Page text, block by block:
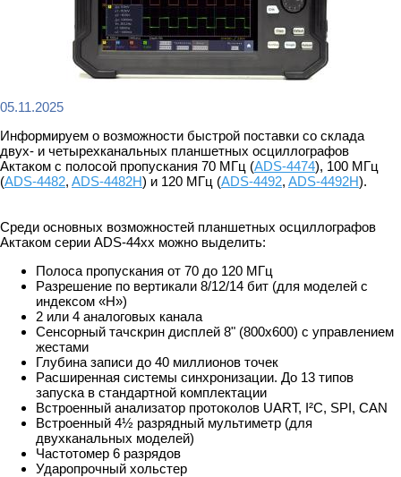
05.11.2025
Информируем о возможности быстрой поставки со склада
двух- и четырехканальных планшетных осциллографов
Актаком с полосой пропускания 70 МГц (ADS-4474), 100 МГц
(ADS-4482, ADS-4482H) и 120 МГц (ADS-4492, ADS-4492H).
Среди основных возможностей планшетных осциллографов
Актаком серии ADS-44xx можно выделить:
Полоса пропускания от 70 до 120 МГц
Разрешение по вертикали 8/12/14 бит (для моделей с
индексом «H»)
2 или 4 аналоговых канала
Сенсорный тачскрин дисплей 8" (800х600) с управлением
жестами
Глубина записи до 40 миллионов точек
Расширенная системы синхронизации. До 13 типов
запуска в стандартной комплектации
Встроенный анализатор протоколов UART, I²C, SPI, CAN
Встроенный 4½ разрядный мультиметр (для
двухканальных моделей)
Частотомер 6 разрядов
Ударопрочный хольстер